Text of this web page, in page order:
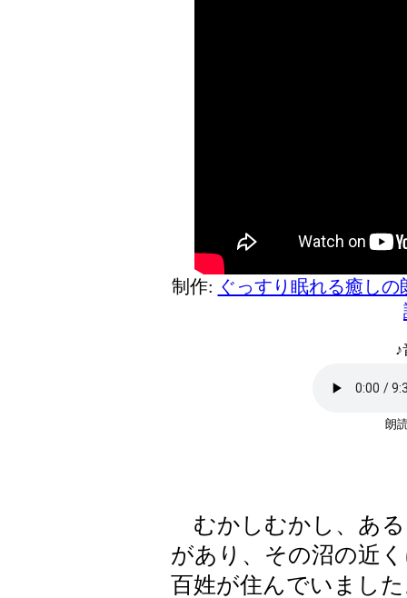
制作: ぐっすり眠れる癒し
♪
朗
むかしむかし、あ
があり、その沼の近
百姓が住んでいまし